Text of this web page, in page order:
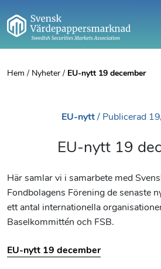
Hem / Nyheter / EU-nytt 19 december
EU-nytt / Publicerad
EU-nytt 19
Här samlar vi i samarbete med
Fondbolagens Förening de senaste
ett antal internationella
Baselkommittén och FSB.
EU-nytt 19 december